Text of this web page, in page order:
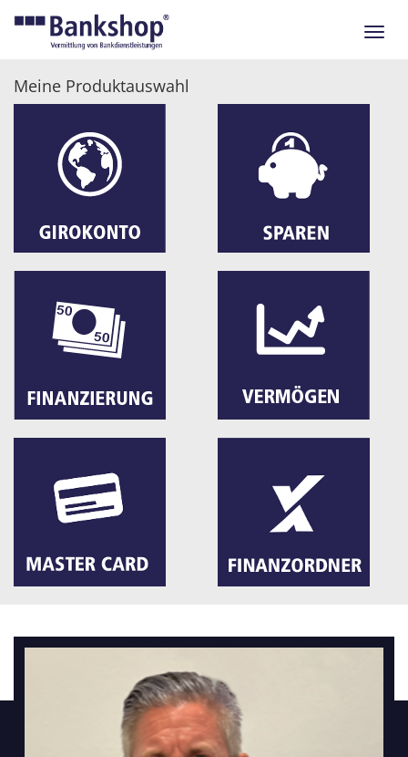
Meine Produktauswahl